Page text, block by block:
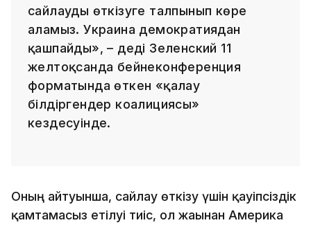
сайлауды өткізуге талпынып көре
аламыз. Украина демократиядан
қашпайды», – деді Зеленский 11
желтоқсанда бейнеконференция
форматында өткен «қалау
білдіргендер коалициясы»
кездесуінде.
Оның айтуынша, сайлау өткізу үшін қауіпсіздік
қамтамасыз етілуі тиіс, ол жағынан Америка